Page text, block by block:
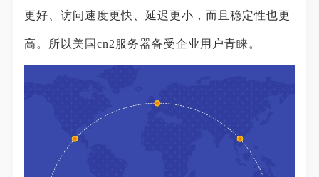
更好、访问速度更快、延迟更小，而且稳定性也更
高。所以美国cn2服务器备受企业用户青睐。